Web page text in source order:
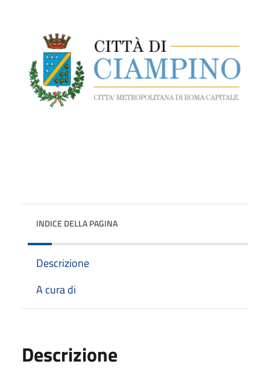
INDICE DELLA PAGINA
Descrizione
A cura di
Descrizione